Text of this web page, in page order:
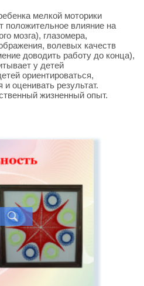
мелкой моторики
положительное влияние на
мозга), глазомера,
волевых качеств
доводить работу до конца),
у детей
ориентироваться,
оценивать результат.
жизненный опыт.